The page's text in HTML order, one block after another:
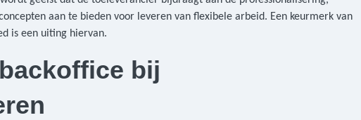
aan te bieden voor leveren van flexibele arbeid. Een keurmerk van
is een uiting hiervan.
bij